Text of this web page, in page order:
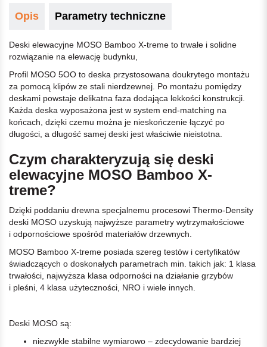
Opis Parametry techniczne
Deski elewacyjne MOSO Bamboo X-treme to trwałe i solidne
rozwiązanie na elewację budynku,
Profil MOSO 5OO to deska przystosowana doukrytego montażu
za pomocą klipów ze stali nierdzewnej. Po montażu pomiędzy
deskami powstaje delikatna faza dodająca lekkości konstrukcji.
Każda deska wyposażona jest w system end-matching na
końcach, dzięki czemu można je nieskończenie łączyć po
długości, a długość samej deski jest właściwie nieistotna.
Czym charakteryzują się deski
elewacyjne MOSO Bamboo X-
treme?
Dzięki poddaniu drewna specjalnemu procesowi Thermo-Density
deski MOSO uzyskują najwyższe parametry wytrzymałościowe
i odpornościowe spośród materiałów drzewnych.
MOSO Bamboo X-treme posiada szereg testów i certyfikatów
świadczących o doskonałych parametrach min. takich jak: 1 klasa
trwałości, najwyższa klasa odporności na działanie grzybów
i pleśni, 4 klasa użyteczności, NRO i wiele innych.
Deski MOSO są:
niezwykle stabilne wymiarowo – zdecydowanie bardziej